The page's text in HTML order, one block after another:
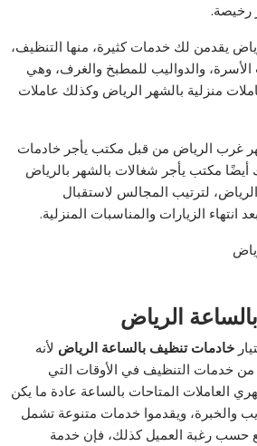
رخيصة.
بالشهر 1500 الرياض يقدمن لك خدمات كثيرة، منها التنظيف،
والدواليب للمطبخ والغرف، وهي
منزلية بالشهر الرياض وكذلك عاملات
غرب الرياض من قبل مكتب يأجر خادمات
أيضًا مكتب يأجر شغالات بالشهر بالرياض
لترتيب المجالس لاستقبال
انتهاء الزيارات والمناسبات المنزلية.
الرياض
خادمات تنظيف بالساعة الرياض لأنه
من خدمات التنظيف في الأوقات التي
العاملات المتاحات بالساعة عادة ما يكن
والخبرة، ويقدموا خدمات متنوعة تشمل
حسب رغبة العميل كذلك، فإن خدمة